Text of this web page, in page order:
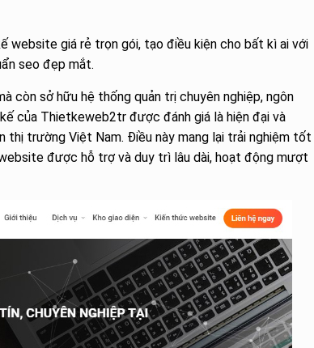
giá rẻ trọn gói, tạo điều kiện cho bất kì ai với
seo đẹp mắt.
còn sở hữu hệ thống quản trị chuyên nghiệp, ngôn
của Thietkeweb2tr được đánh giá là hiện đại và
thị trường Việt Nam. Điều này mang lại trải nghiệm tốt
được hỗ trợ và duy trì lâu dài, hoạt động mượt